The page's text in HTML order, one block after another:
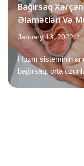
Bağırsaq
Əlamətləri Və
January 13, 2022
Həzm sisteminin
bağırsaq, orta